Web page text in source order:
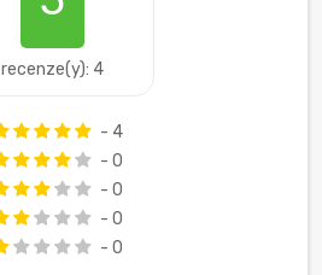
recenze(y): 4
- 4
- 0
- 0
- 0
- 0